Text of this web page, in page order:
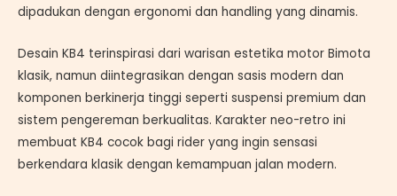
dipadukan dengan ergonomi dan handling yang dinamis.
Desain KB4 terinspirasi dari warisan estetika motor Bimota
klasik, namun diintegrasikan dengan sasis modern dan
komponen berkinerja tinggi seperti suspensi premium dan
sistem pengereman berkualitas. Karakter neo-retro ini
membuat KB4 cocok bagi rider yang ingin sensasi
berkendara klasik dengan kemampuan jalan modern.